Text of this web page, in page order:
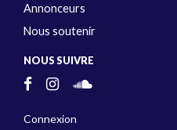
Annonceurs
Nous soutenir
NOUS SUIVRE
Connexion